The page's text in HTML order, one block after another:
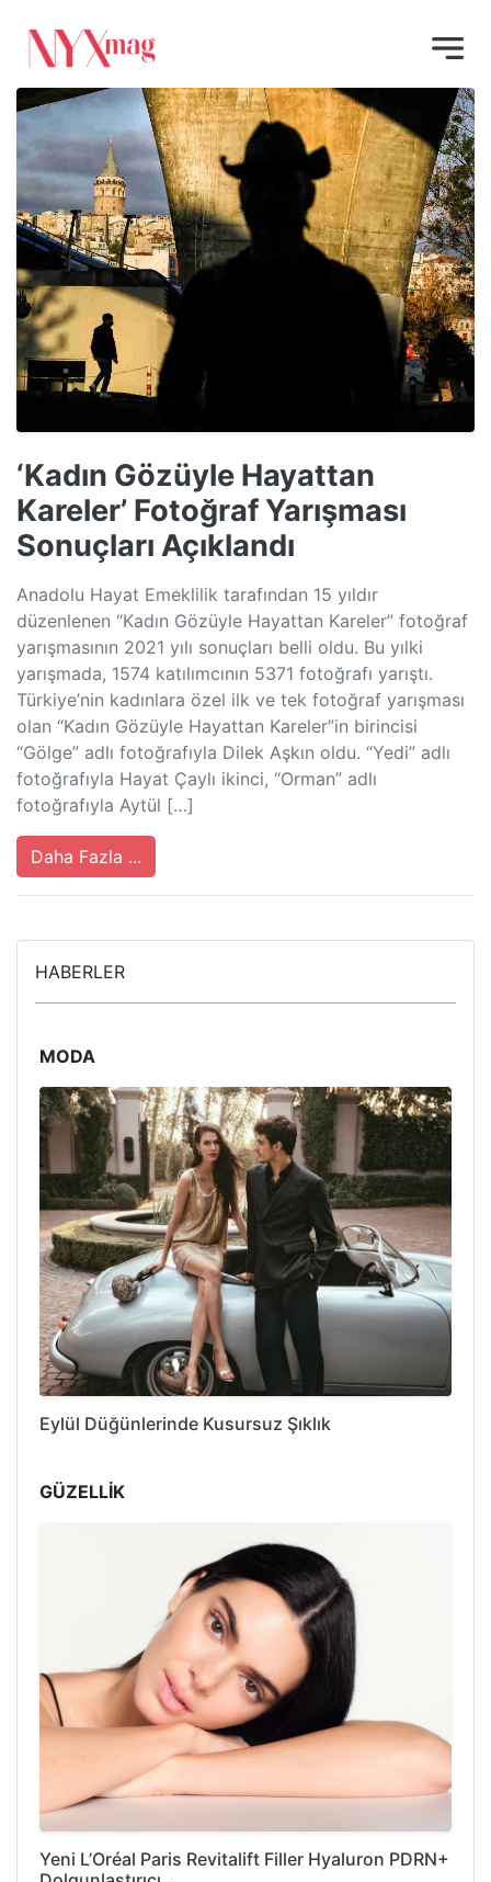
‘Kadın Gözüyle Hayattan
Kareler’ Fotoğraf Yarışması
Sonuçları Açıklandı
Anadolu Hayat Emeklilik tarafından 15 yıldır
düzenlenen “Kadın Gözüyle Hayattan Kareler” fotoğraf
yarışmasının 2021 yılı sonuçları belli oldu. Bu yılki
yarışmada, 1574 katılımcının 5371 fotoğrafı yarıştı.
Türkiye’nin kadınlara özel ilk ve tek fotoğraf yarışması
olan “Kadın Gözüyle Hayattan Kareler”in birincisi
“Gölge” adlı fotoğrafıyla Dilek Aşkın oldu. “Yedi” adlı
fotoğrafıyla Hayat Çaylı ikinci, “Orman” adlı
fotoğrafıyla Aytül […]
Daha Fazla ...
HABERLER
MODA
Eylül Düğünlerinde Kusursuz Şıklık
GÜZELLİK
Yeni L’Oréal Paris Revitalift Filler Hyaluron PDRN+